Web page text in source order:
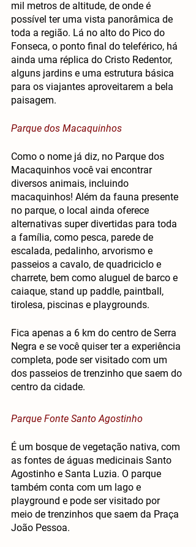
mil metros de altitude, de onde é
possível ter uma vista panorâmica de
toda a região. Lá no alto do Pico do
Fonseca, o ponto final do teleférico, há
ainda uma réplica do Cristo Redentor,
alguns jardins e uma estrutura básica
para os viajantes aproveitarem a bela
paisagem.
Parque dos Macaquinhos
Como o nome já diz, no Parque dos
Macaquinhos você vai encontrar
diversos animais, incluindo
macaquinhos! Além da fauna presente
no parque, o local ainda oferece
alternativas super divertidas para toda
a família, como pesca, parede de
escalada, pedalinho, arvorismo e
passeios a cavalo, de quadriciclo e
charrete, bem como aluguel de barco e
caiaque, stand up paddle, paintball,
tirolesa, piscinas e playgrounds.
Fica apenas a 6 km do centro de Serra
Negra e se você quiser ter a experiência
completa, pode ser visitado com um
dos passeios de trenzinho que saem do
centro da cidade.
Parque Fonte Santo Agostinho
É um bosque de vegetação nativa, com
as fontes de águas medicinais Santo
Agostinho e Santa Luzia. O parque
também conta com um lago e
playground e pode ser visitado por
meio de trenzinhos que saem da Praça
João Pessoa.